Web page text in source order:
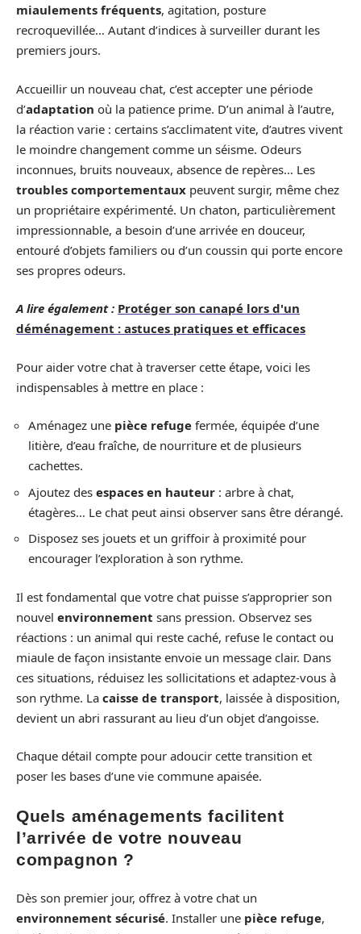
miaulements fréquents, agitation, posture
recroquevillée… Autant d’indices à surveiller durant les
premiers jours.
Accueillir un nouveau chat, c’est accepter une période
d’adaptation où la patience prime. D’un animal à l’autre,
la réaction varie : certains s’acclimatent vite, d’autres vivent
le moindre changement comme un séisme. Odeurs
inconnues, bruits nouveaux, absence de repères… Les
troubles comportementaux peuvent surgir, même chez
un propriétaire expérimenté. Un chaton, particulièrement
impressionnable, a besoin d’une arrivée en douceur,
entouré d’objets familiers ou d’un coussin qui porte encore
ses propres odeurs.
A lire également : Protéger son canapé lors d'un
déménagement : astuces pratiques et efficaces
Pour aider votre chat à traverser cette étape, voici les
indispensables à mettre en place :
Aménagez une pièce refuge fermée, équipée d’une
litière, d’eau fraîche, de nourriture et de plusieurs
cachettes.
Ajoutez des espaces en hauteur : arbre à chat,
étagères… Le chat peut ainsi observer sans être dérangé.
Disposez ses jouets et un griffoir à proximité pour
encourager l’exploration à son rythme.
Il est fondamental que votre chat puisse s’approprier son
nouvel environnement sans pression. Observez ses
réactions : un animal qui reste caché, refuse le contact ou
miaule de façon insistante envoie un message clair. Dans
ces situations, réduisez les sollicitations et adaptez-vous à
son rythme. La caisse de transport, laissée à disposition,
devient un abri rassurant au lieu d’un objet d’angoisse.
Chaque détail compte pour adoucir cette transition et
poser les bases d’une vie commune apaisée.
Quels aménagements facilitent
l’arrivée de votre nouveau
compagnon ?
Dès son premier jour, offrez à votre chat un
environnement sécurisé. Installer une pièce refuge,